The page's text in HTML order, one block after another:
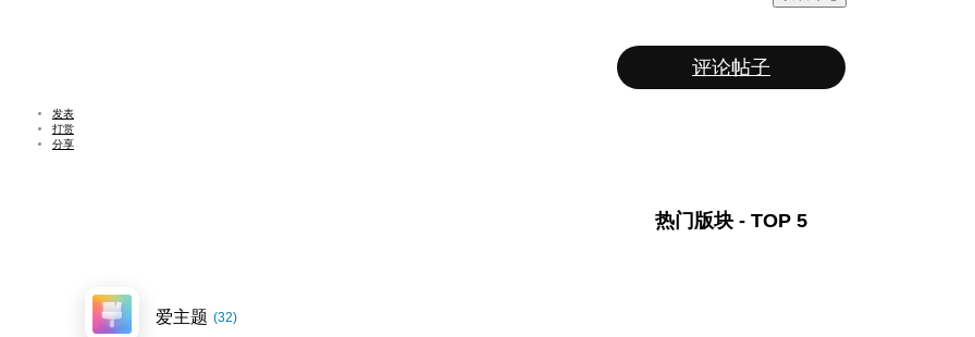
评论帖子
发表
打赏
分享
热门版块 - TOP 5
爱主题 (32)